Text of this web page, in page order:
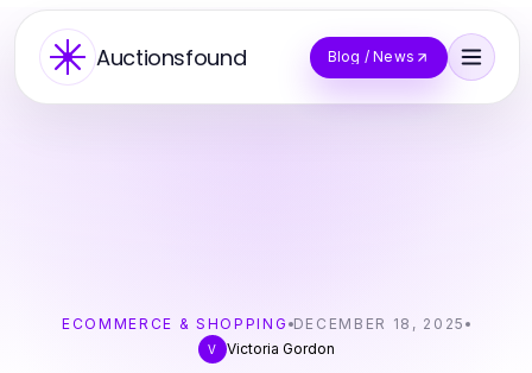
Auctionsfound Blog / News
ECOMMERCE & SHOPPING DECEMBER 18, 2025
V Victoria Gordon